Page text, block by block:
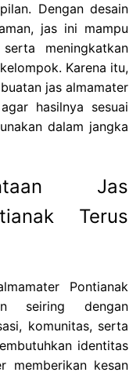
Dengan desain
jas ini mampu
meningkatkan
Karena itu,
jas almamater
hasilnya sesuai
dalam jangka
Jas
Terus
Pontianak
seiring dengan
komunitas, serta
identitas
memberikan kesan